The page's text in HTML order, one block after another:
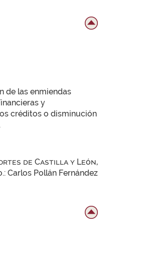
de las enmiendas
y
créditos o disminución
de Castilla y León,
Carlos Pollán Fernández